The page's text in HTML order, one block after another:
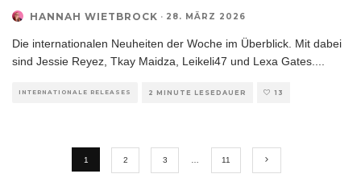
HANNAH WIETBROCK · 28. MÄRZ 2026
Die internationalen Neuheiten der Woche im Überblick. Mit dabei
sind Jessie Reyez, Tkay Maidza, Leikeli47 und Lexa Gates.
INTERNATIONALE RELEASES 2 MINUTE LESEDAUER 13
1 2 3 11